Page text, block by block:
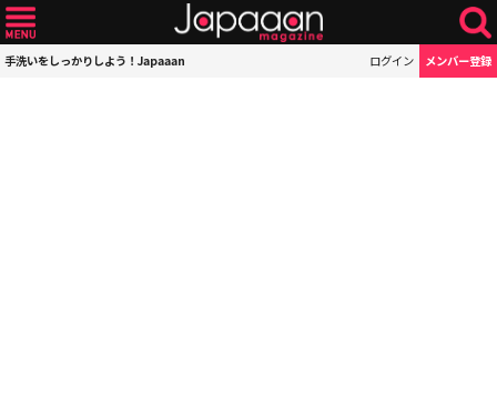
手洗いをしっかりしよう！Japaaan ログイン メンバー登録